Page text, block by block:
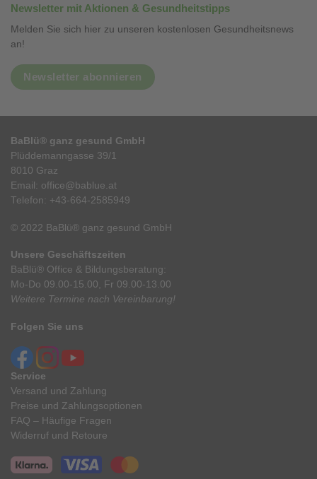
Newsletter mit Aktionen & Gesundheitstipps
Melden Sie sich hier zu unseren kostenlosen Gesundheitsnews
an!
Newsletter abonnieren
BaBlü® ganz gesund GmbH
Plüddemanngasse 39/1
8010 Graz
Email: office@bablue.at
Telefon: +43-664-2585949
© 2022 BaBlü® ganz gesund GmbH
Unsere Geschäftszeiten
BaBlü® Office & Bildungsberatung:
Mo-Do 09.00-15.00, Fr 09.00-13.00
Weitere Termine nach Vereinbarung!
Folgen Sie uns
Service
Versand und Zahlung
Preise und Zahlungsoptionen
FAQ – Häufige Fragen
Widerruf und Retoure